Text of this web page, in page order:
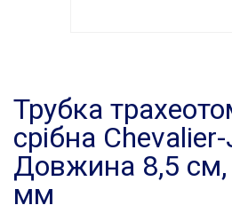
Трубка
срібна
Довжина 8,5 см,
мм